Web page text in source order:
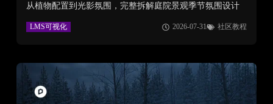
从植物配置到光影氛围，完整拆解庭院景观季节氛围设计
LMS可视化 2026-07-31 社区教程